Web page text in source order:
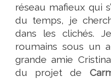
réseau mafieux qui
du temps, je
dans les clichés.
roumains sous un
grande amie
du projet de